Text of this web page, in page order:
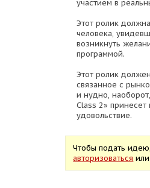
участием в
Этот ролик
человека,
возникнуть
программой.
Этот ролик
связанное с
и нудно,
Class 2» принесет
удовольствие.
Чтобы подать
авторизоваться